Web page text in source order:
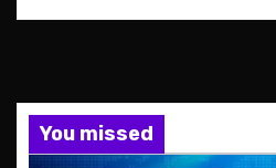
You missed